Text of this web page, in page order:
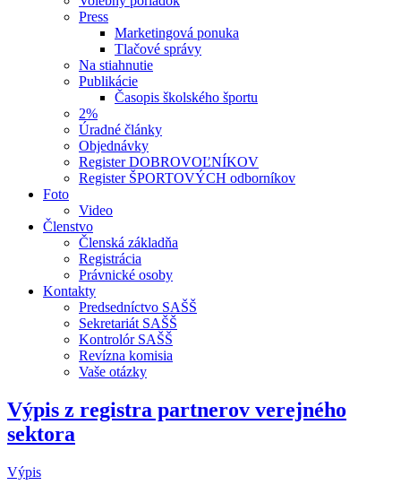
Press
Marketingová ponuka
Tlačové správy
Na stiahnutie
Publikácie
Časopis školského športu
2%
Úradné články
Objednávky
Register DOBROVOĽNÍKOV
Register ŠPORTOVÝCH odborníkov
Foto
Video
Členstvo
Členská základňa
Registrácia
Právnické osoby
Kontakty
Predsedníctvo SAŠŠ
Sekretariát SAŠŠ
Kontrolór SAŠŠ
Revízna komisia
Vaše otázky
Výpis z registra partnerov verejného
sektora
Výpis